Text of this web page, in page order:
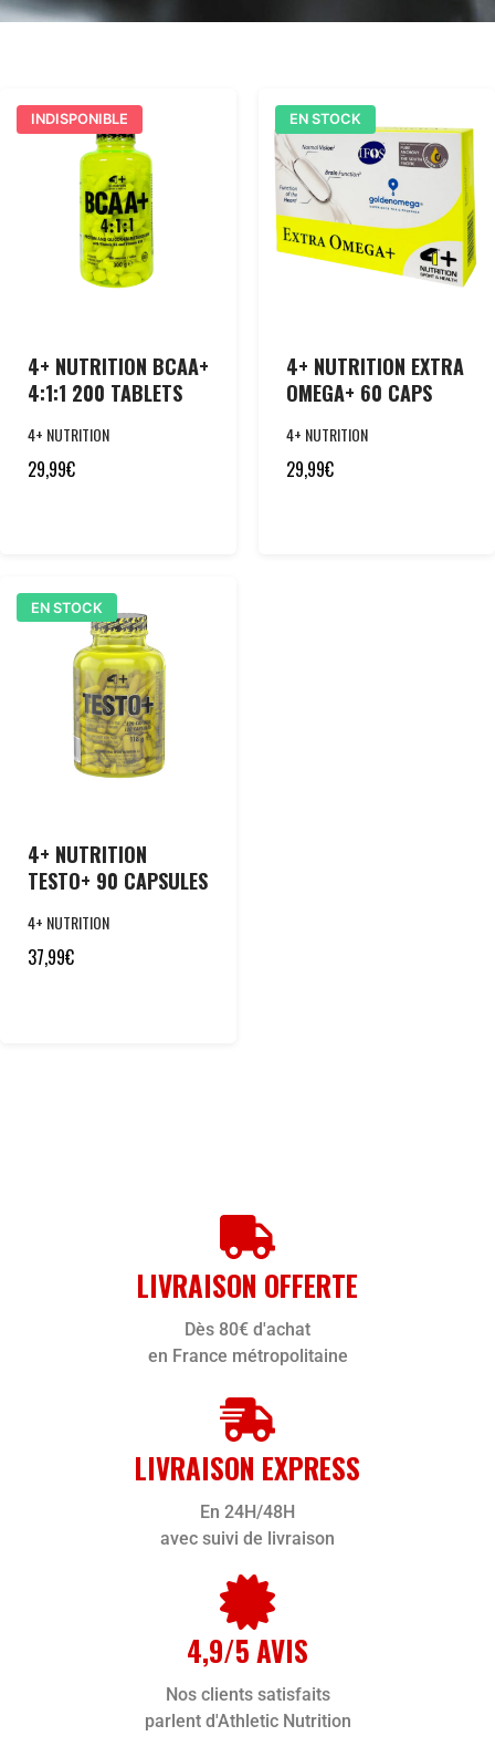
INDISPONIBLE
4+ NUTRITION BCAA+
4:1:1 200 TABLETS
4+ NUTRITION
29,99€
EN STOCK
4+ NUTRITION EXTRA
OMEGA+ 60 CAPS
4+ NUTRITION
29,99€
EN STOCK
4+ NUTRITION
TESTO+ 90 CAPSULES
4+ NUTRITION
37,99€
LIVRAISON OFFERTE
Dès 80€ d'achat
en France métropolitaine
LIVRAISON EXPRESS
En 24H/48H
avec suivi de livraison
4,9/5 AVIS
Nos clients satisfaits
parlent d'Athletic Nutrition